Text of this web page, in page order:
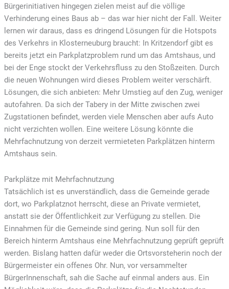
Bürgerinitiativen hingegen zielen meist auf die völlige
Verhinderung eines Baus ab – das war hier nicht der Fall. Weiter
lernen wir daraus, dass es dringend Lösungen für die Hotspots
des Verkehrs in Klosterneuburg braucht: In Kritzendorf gibt es
bereits jetzt ein Parkplatzproblem rund um das Amtshaus, und
bei der Enge stockt der Verkehrsfluss zu den Stoßzeiten. Durch
die neuen Wohnungen wird dieses Problem weiter verschärft.
Lösungen, die sich anbieten: Mehr Umstieg auf den Zug, weniger
autofahren. Da sich der Tabery in der Mitte zwischen zwei
Zugstationen befindet, werden viele Menschen aber aufs Auto
nicht verzichten wollen. Eine weitere Lösung könnte die
Mehrfachnutzung von derzeit vermieteten Parkplätzen hinterm
Amtshaus sein.
Parkplätze mit Mehrfachnutzung
Tatsächlich ist es unverständlich, dass die Gemeinde gerade
dort, wo Parkplatznot herrscht, diese an Private vermietet,
anstatt sie der Öffentlichkeit zur Verfügung zu stellen. Die
Einnahmen für die Gemeinde sind gering. Nun soll für den
Bereich hinterm Amtshaus eine Mehrfachnutzung geprüft geprüft
werden. Bislang hatten dafür weder die Ortsvorsteherin noch der
Bürgermeister ein offenes Ohr. Nun, vor versammelter
BürgerInnenschaft, sah die Sache auf einmal anders aus. Ein